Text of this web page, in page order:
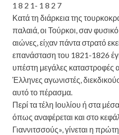
1 8 2 1- 1 8 2 7
Κατά τη διάρκεια της
παλαιά, οι Τούρκοι, σαν
αιώνες, είχαν πάντα στρατό
επανάσταση του 1821-1826
υπέστη μεγάλες καταστροφές
Έλληνες αγωνιστές,
αυτό το πέρασμα.
Περί τα τέλη Ιουλίου ή στα
όπως αναφέρεται και στο
Γιαννιτσσούς», γίνεται η